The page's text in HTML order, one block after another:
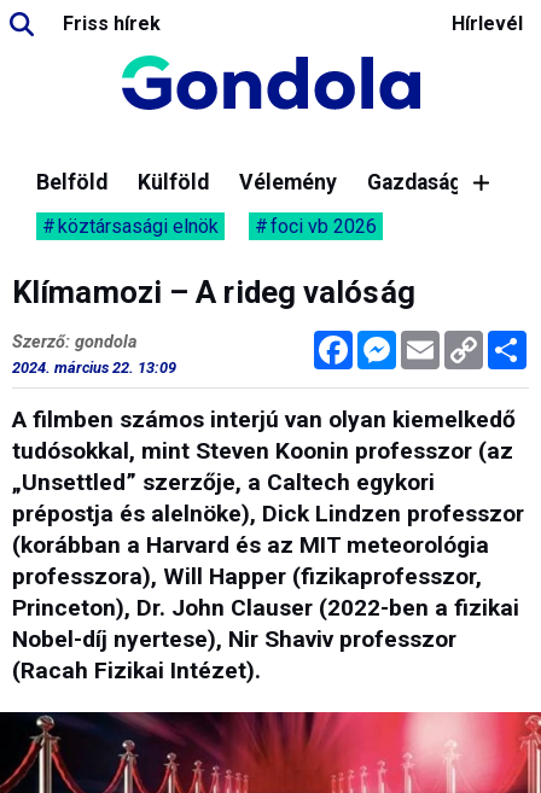
Friss hírek Hírlevél
Belföld Külföld Vélemény Gazdaság
köztársasági elnök foci vb 2026
Klímamozi – A rideg valóság
FacebookMessenger
Email Copy
Link
Szerző: gondola
2024. március 22. 13:09
A filmben számos interjú van olyan kiemelkedő
tudósokkal, mint Steven Koonin professzor (az
„Unsettled” szerzője, a Caltech egykori
prépostja és alelnöke), Dick Lindzen professzor
(korábban a Harvard és az MIT meteorológia
professzora), Will Happer (fizikaprofesszor,
Princeton), Dr. John Clauser (2022-ben a fizikai
Nobel-díj nyertese), Nir Shaviv professzor
(Racah Fizikai Intézet).